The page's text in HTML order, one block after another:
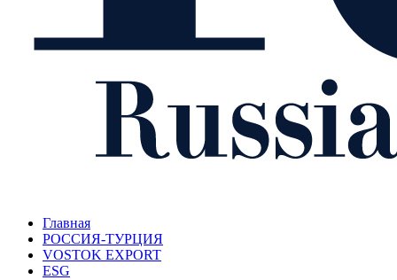
Главная
РОССИЯ-ТУРЦИЯ
VOSTOK EXPORT
ESG